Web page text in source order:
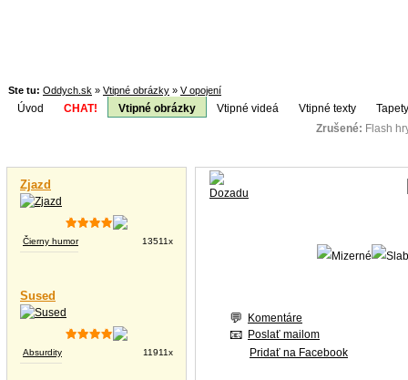
Ste tu: Oddych.sk » Vtipné obrázky » V opojení
Úvod CHAT! Vtipné obrázky Vtipné videá Vtipné texty
Zrušené: Flash
Zjazd
Čierny humor 13511x
Sused
Absurdity 11911x
Komentáre
Poslať mailom
Pridať na Facebook